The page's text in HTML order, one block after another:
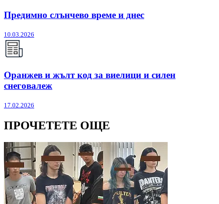
Предимно слънчево време и днес
10.03.2026
Оранжев и жълт код за виелици и силен
снеговалеж
17.02.2026
ПРОЧЕТЕТЕ ОЩЕ